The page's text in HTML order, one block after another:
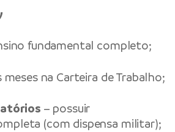
fundamental completo;
meses na Carteira de Trabalho;
– possuir
(com dispensa militar);